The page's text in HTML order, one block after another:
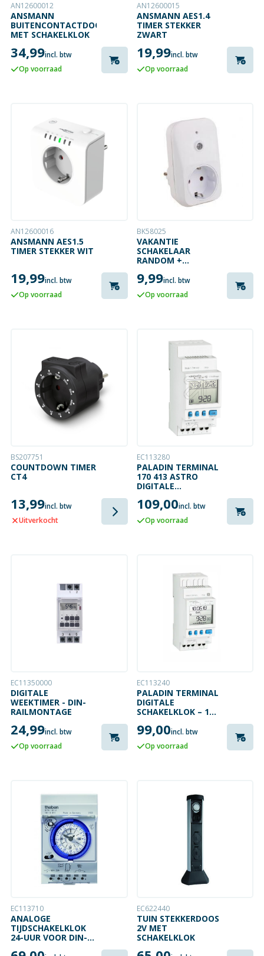
AN12600012
ANSMANN
BUITENCONTACTDOOS
MET SCHAKELKLOK
34,99incl. btw
Op voorraad
AN12600015
ANSMANN AES1.4
TIMER STEKKER
ZWART
19,99incl. btw
Op voorraad
AN12600016
ANSMANN AES1.5
TIMER STEKKER WIT
19,99incl. btw
Op voorraad
BK58025
VAKANTIE
SCHAKELAAR
RANDOM +
9,99incl. btw
Op voorraad
BS207751
COUNTDOWN TIMER
CT4
13,99incl. btw
Uitverkocht
EC113280
PALADIN TERMINAL
170 413 ASTRO
DIGITALE
RAIL MONTAGE
109,00incl. btw
Op voorraad
EC11350000
DIGITALE
WEEKTIMER - DIN-
RAILMONTAGE
24,99incl. btw
Op voorraad
EC113240
PALADIN TERMINAL
DIGITALE
SCHAKELKLOK – 1
WEEKPROGRAMMA
99,00incl. btw
Op voorraad
EC113710
ANALOGE
TIJDSCHAKELKLOK
24-UUR VOOR DIN-
EC622440
TUIN STEKKERDOOS
2V MET
SCHAKELKLOK